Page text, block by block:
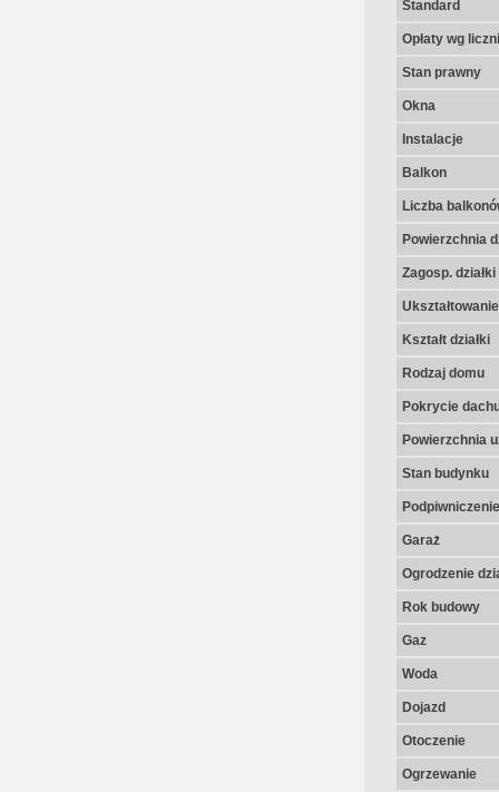
Standard
Opłaty wg
Stan prawny
Okna
Instalacje
Balkon
Liczba
Powierzchnia
Zagosp. działki
Kształt działki
Rodzaj domu
Pokrycie
Powierzchnia
Stan budynku
Podpiwniczenie
Garaż
Ogrodzenie
Rok budowy
Gaz
Woda
Dojazd
Otoczenie
Ogrzewanie